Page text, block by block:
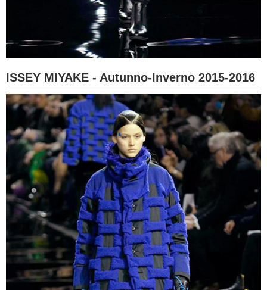
ISSEY MIYAKE - Autunno-Inverno 2015-2016